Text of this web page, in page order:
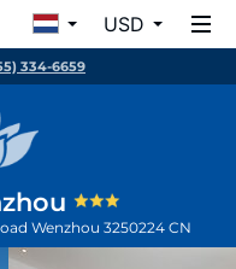
USD
334-6659
Wenzhou 3250224 CN